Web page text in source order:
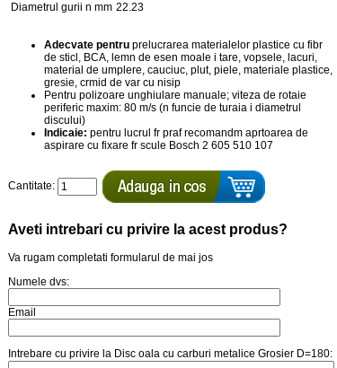
Diametrul gurii n mm 22.23
Adecvate pentru prelucrarea materialelor plastice cu fibr
de sticl, BCA, lemn de esen moale i tare, vopsele, lacuri,
material de umplere, cauciuc, plut, piele, materiale plastice,
gresie, crmid de var cu nisip
Pentru polizoare unghiulare manuale; viteza de rotaie
periferic maxim: 80 m/s (n funcie de turaia i diametrul
discului)
Indicaie: pentru lucrul fr praf recomandm aprtoarea de
aspirare cu fixare fr scule Bosch 2 605 510 107
Cantitate:
Aveti intrebari cu privire la acest produs?
Va rugam completati formularul de mai jos
Numele dvs:
Email
Intrebare cu privire la Disc oala cu carburi metalice Grosier D=180: